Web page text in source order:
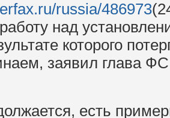
russia/486973
над
которого
заявил глава
есть